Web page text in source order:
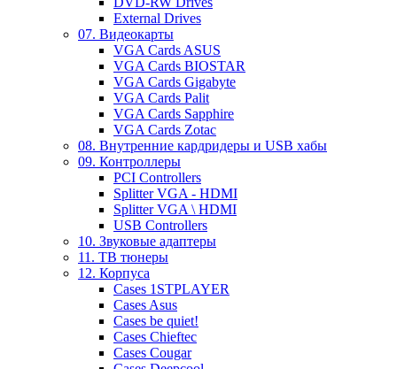
External Drives
07. Видеокарты
VGA Cards ASUS
VGA Cards BIOSTAR
VGA Cards Gigabyte
VGA Cards Palit
VGA Cards Sapphire
VGA Cards Zotac
08. Внутренние кардридеры и USB хабы
09. Контроллеры
PCI Controllers
Splitter VGA - HDMI
Splitter VGA \ HDMI
USB Controllers
10. Звуковые адаптеры
11. ТВ тюнеры
12. Корпуса
Cases 1STPLAYER
Cases Asus
Cases be quiet!
Cases Chieftec
Cases Cougar